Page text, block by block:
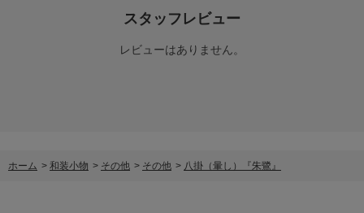
スタッフレビュー
レビューはありません。
ホーム > 和装小物 > その他 > その他 > 八掛（暈し）『朱鷺』